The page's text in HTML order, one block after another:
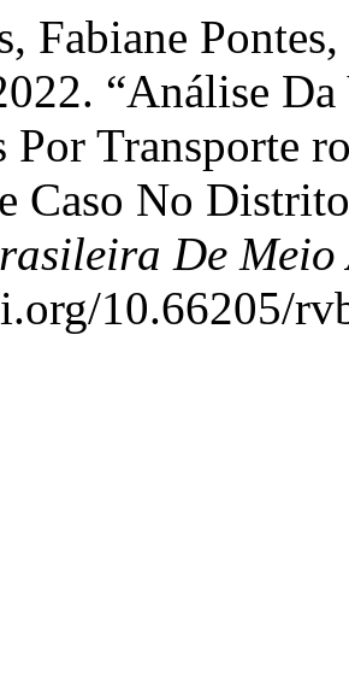
Fabiane
“Análise
Por Transporte
Caso No
De Meio
10.66205/